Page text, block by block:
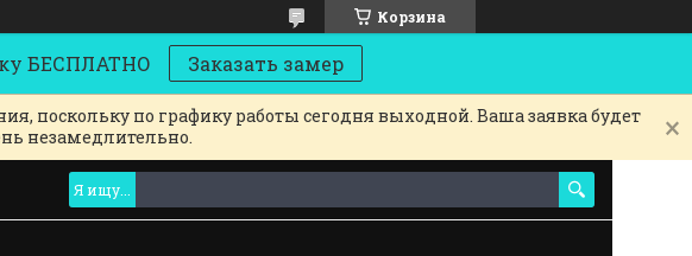
Корзина
БЕСПЛАТНО Заказать замер
поскольку по графику работы сегодня выходной. Ваша заявка будет
незамедлительно.